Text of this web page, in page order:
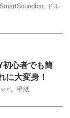
, ドル
初心者でも簡
に大変身！
れ, 壁紙